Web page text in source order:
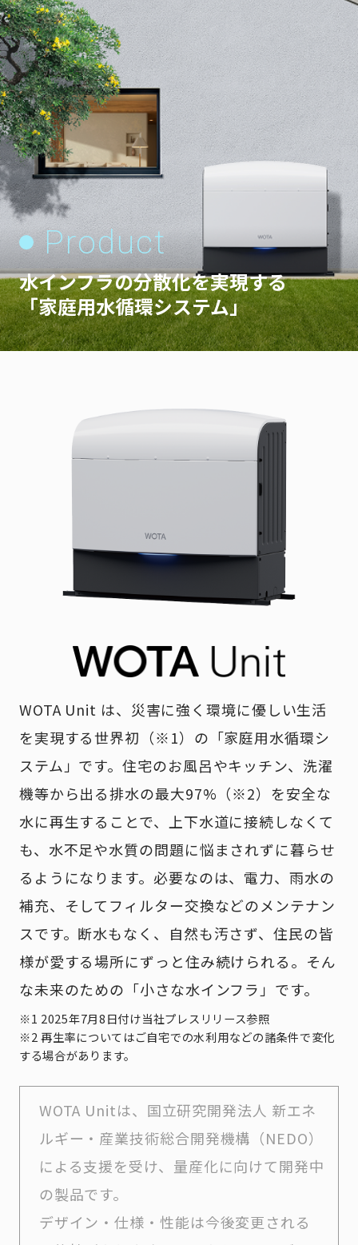
Product
水インフラの分散化を実現する
「家庭用水循環システム」
WOTA Unit は、災害に強く環境に優しい生活
を実現する世界初（※1）の「家庭用水循環シ
ステム」です。住宅のお風呂やキッチン、洗濯
機等から出る排水の最大97%（※2）を安全な
水に再生することで、上下水道に接続しなくて
も、水不足や水質の問題に悩まされずに暮らせ
るようになります。必要なのは、電力、雨水の
補充、そしてフィルター交換などのメンテナン
スです。断水もなく、自然も汚さず、住民の皆
様が愛する場所にずっと住み続けられる。そん
な未来のための「小さな水インフラ」です。
※1 2025年7月8日付け当社プレスリリース参照
※2 再生率についてはご自宅での水利用などの諸条件で変化
する場合があります。
WOTA Unitは、国立研究開発法人 新エネ
ルギー・産業技術総合開発機構（NEDO）
による支援を受け、量産化に向けて開発中
の製品です。
デザイン・仕様・性能は今後変更される